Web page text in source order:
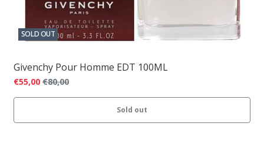
SOLD OUT
Givenchy Pour Homme EDT 100ML
€55,00 €80,00
Sold out